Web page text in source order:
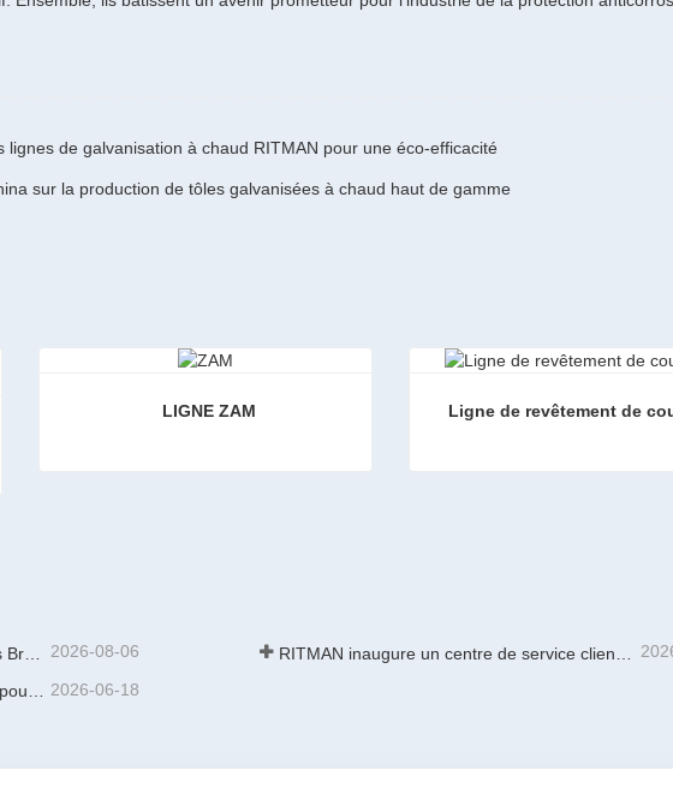
de galvanisation à chaud RITMAN pour une éco-efficacité
sur la production de tôles galvanisées à chaud haut de gamme
LIGNE ZAM Ligne de revêtement de
2026-08-06
2026-06-18